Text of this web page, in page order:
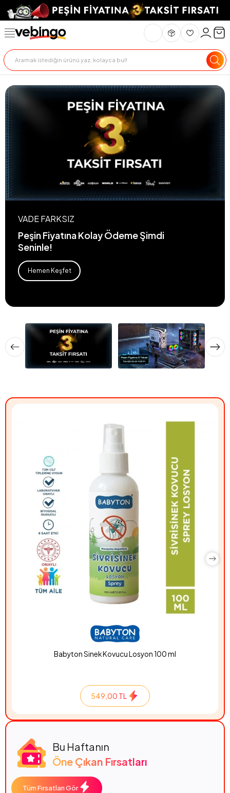
VADE FARKSIZ
Peşin Fiyatına Kolay Ödeme Şimdi
Seninle!
Hemen Keşfet
Babyton Sinek Kovucu Losyon 100 ml
549,00 TL
Bu Haftanın
Öne Çıkan Fırsatları
Tüm Fırsatları Gör